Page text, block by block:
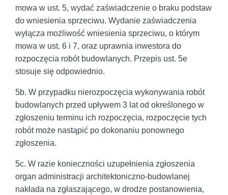
mowa w ust. 5, wydać zaświadczenie o braku podstaw
do wniesienia sprzeciwu. Wydanie zaświadczenia
wyłącza możliwość wniesienia sprzeciwu, o którym
mowa w ust. 6 i 7, oraz uprawnia inwestora do
rozpoczęcia robót budowlanych. Przepis ust. 5e
stosuje się odpowiednio.
5b. W przypadku nierozpoczęcia wykonywania robót
budowlanych przed upływem 3 lat od określonego w
zgłoszeniu terminu ich rozpoczęcia, rozpoczęcie tych
robót może nastąpić po dokonaniu ponownego
zgłoszenia.
5c. W razie konieczności uzupełnienia zgłoszenia
organ administracji architektoniczno-budowlanej
nakłada na zgłaszającego, w drodze postanowienia,